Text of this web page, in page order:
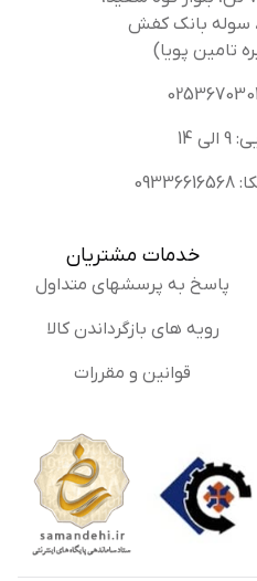
تامین پویا)
14
خدمات مشتریان
پاسخ به پرسشهای متداول
رویه های بازگرداندن کالا
قوانین و مقررات